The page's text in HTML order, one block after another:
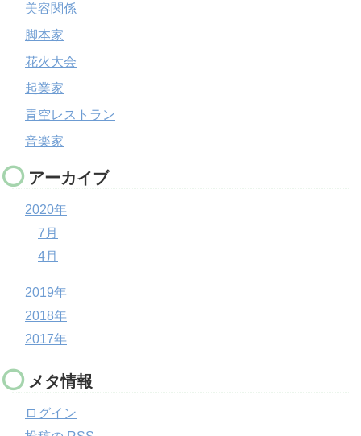
美容関係
脚本家
花火大会
起業家
青空レストラン
音楽家
アーカイブ
2020年
7月
4月
2019年
2018年
2017年
メタ情報
ログイン